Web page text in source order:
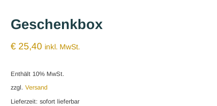
Geschenkbox
€ 25,40 inkl. MwSt.
Enthält 10% MwSt.
zzgl. Versand
Lieferzeit: sofort lieferbar